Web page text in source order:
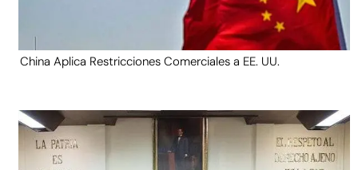
China Aplica Restricciones Comerciales a EE. UU.